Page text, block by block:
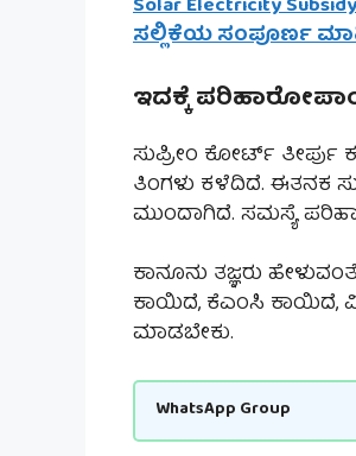
ಸಲ್ಲಿಕೆಯ ಸಂಪೂರ್ಣ
ಇದಕ್ಕೆ
ಸುಪ್ರೀಂ ಕೋರ್ಟ್ ತೀರ್ಪು
ತಿಂಗಳು ಕಳೆದಿದೆ. ಈತನಕ
ಮುಂದಾಗಿದೆ. ಸಮಸ್ಯೆ
ಕಾನೂನು ತಜ್ಞರು
ಕಾಯಿದೆ, ಕೆಎಂಸಿ ಕಾಯಿದೆ,
ಮಾಡಬೇಕು.
WhatsApp Group